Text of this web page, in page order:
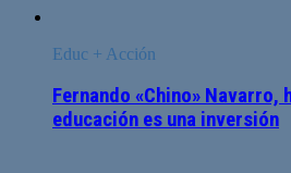
Educ + Acción
Fernando «Chino» Navarro,
educación es una inversión